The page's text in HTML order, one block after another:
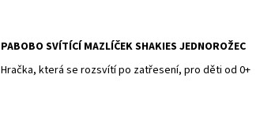
PABOBO SVÍTÍCÍ MAZLÍČEK SHAKIES JEDNOROŽEC
Hračka, která se rozsvítí po zatřesení, pro děti od 0+